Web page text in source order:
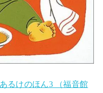
るけのほん3 （福音館